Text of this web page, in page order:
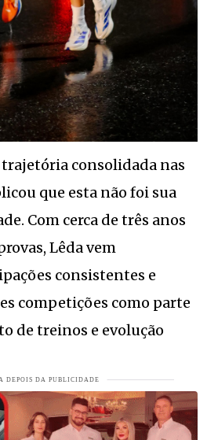
consolidada nas
que esta não foi sua
Com cerca de três anos
Lêda vem
consistentes e
competições como parte
de treinos e evolução